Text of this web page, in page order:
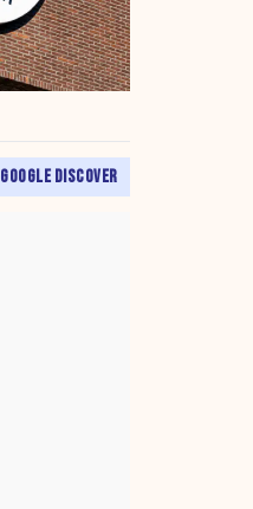
GOOGLE DISCOVER